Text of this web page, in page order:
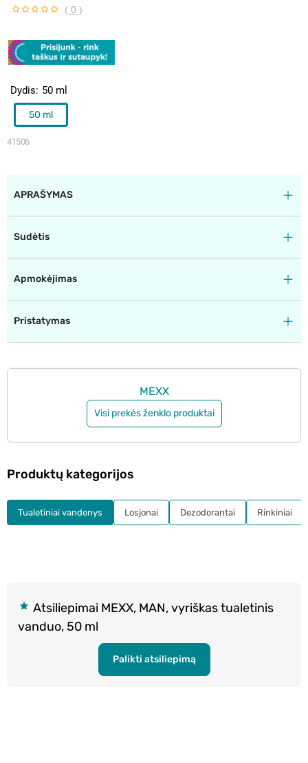
( 0 )
41506
Dydis 50 ml
50 ml
APRAŠYMAS
Sudėtis
Apmokėjimas
Pristatymas
MEXX
Visi prekės ženklo produktai
Atsiliepimai MEXX, MAN, vyriškas tualetinis
vanduo, 50 ml
Palikti atsiliepimą
Produktų kategorijos
Tualetiniai vandenys Losjonai Dezodorantai Rinkiniai